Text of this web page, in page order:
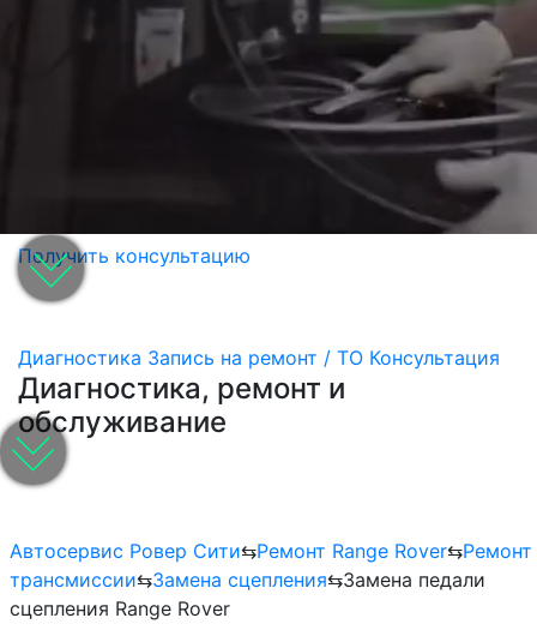
Получить консультацию
Диагностика Запись на ремонт / ТО Консультация
Диагностика, ремонт и
обслуживание
Автосервис Ровер Сити⇆Ремонт Range Rover⇆Ремонт
трансмиссии⇆Замена сцепления⇆Замена педали
сцепления Range Rover